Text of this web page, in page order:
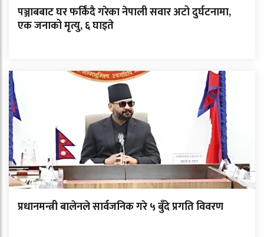
पञ्जाबबाट घर फर्किंदै गरेका नेपाली सवार अटो दुर्घटनामा,
एक जनाको मृत्यु, ६ घाइते
प्रधानमन्त्री बालेनले सार्वजनिक गरे ५ बुँदे प्रगति विवरण